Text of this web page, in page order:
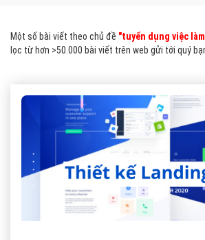
Một số bài viết theo chủ đề "tuyển dụng việc
lọc từ hơn >50.000 bài viết trên web gửi tới quý